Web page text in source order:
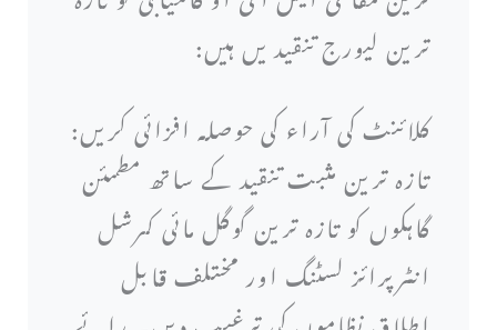
ترین لیورج تنقید یں ہیں:
کلائنٹ کی آراء کی حوصلہ افزائی کریں:
تازہ ترین مثبت تنقید کے ساتھ مطمئن
گاہکوں کو تازہ ترین گوگل مائی کمرشل
انٹرپرائز لسٹنگ اور مختلف قابل